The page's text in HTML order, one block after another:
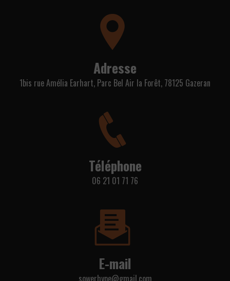
Adresse
1bis rue Amélia Earhart, Parc Bel Air la Forêt, 78125 Gazeran
Téléphone
06 21 01 71 76
E-mail
sowerhype@gmail.com